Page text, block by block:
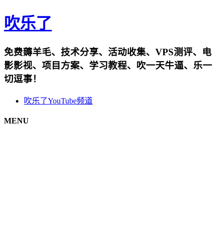
吹乐了
免费薅羊毛、技术分享、活动收集、VPS测评、电
影影视、项目方案、学习教程、吹一天牛逼、乐一
切逗事！
吹乐了YouTube频道
MENU